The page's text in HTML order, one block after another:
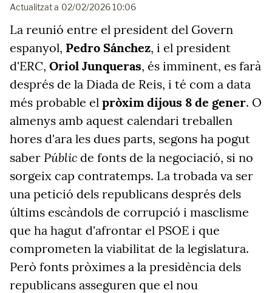
Actualitzat a 02/02/2026 10:06
La reunió entre el president del Govern
espanyol, Pedro Sánchez, i el president
d'ERC, Oriol Junqueras, és imminent, es farà
després de la Diada de Reis, i té com a data
més probable el pròxim dijous 8 de gener. O
almenys amb aquest calendari treballen
hores d'ara les dues parts, segons ha pogut
saber Públic de fonts de la negociació, si no
sorgeix cap contratemps. La trobada va ser
una petició dels republicans després dels
últims escàndols de corrupció i masclisme
que ha hagut d'afrontar el PSOE i que
comprometen la viabilitat de la legislatura.
Però fonts pròximes a la presidència dels
republicans asseguren que el nou